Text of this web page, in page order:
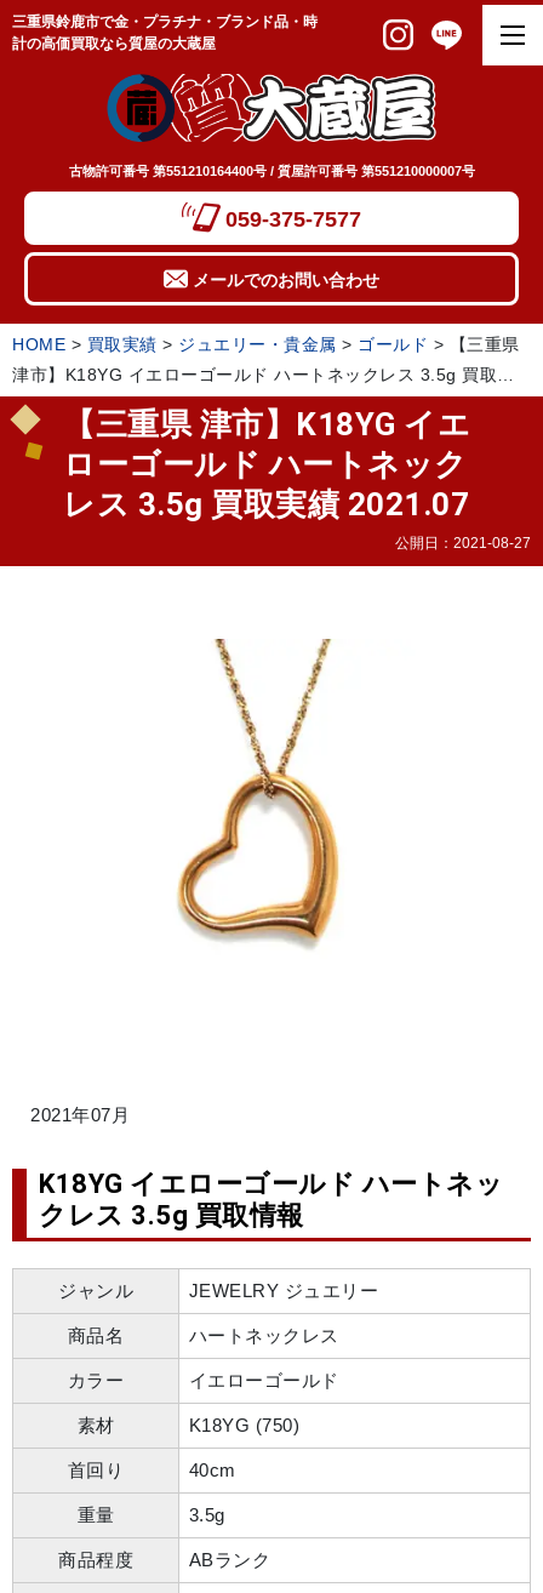
三重県鈴鹿市で金・プラチナ・ブランド品・時
計の高価買取なら質屋の大蔵屋
古物許可番号 第551210164400号 / 質屋許可番号 第551210000007号
059-375-7577
メールでのお問い合わせ
HOME > 買取実績 > ジュエリー・貴金属 > ゴールド >
【三重県
津市】K18YG イエローゴールド ハートネックレス 3.5g 買取実
績 2021.07
【三重県 津市】K18YG イエ
ローゴールド ハートネック
レス 3.5g 買取実績 2021.07
公開日： 2021-08-27
2021年07月
K18YG イエローゴールド ハートネッ
クレス 3.5g 買取情報
ジャンル JEWELRY ジュエリー
商品名 ハートネックレス
カラー イエローゴールド
素材 K18YG (750)
首回り 40cm
重量 3.5g
商品程度 ABランク